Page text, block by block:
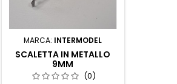
MARCA: INTERMODEL
SCALETTA IN METALLO
9MM
(0)